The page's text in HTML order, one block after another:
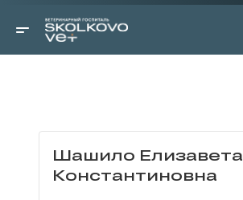
Шашило Елизавета
Константиновна